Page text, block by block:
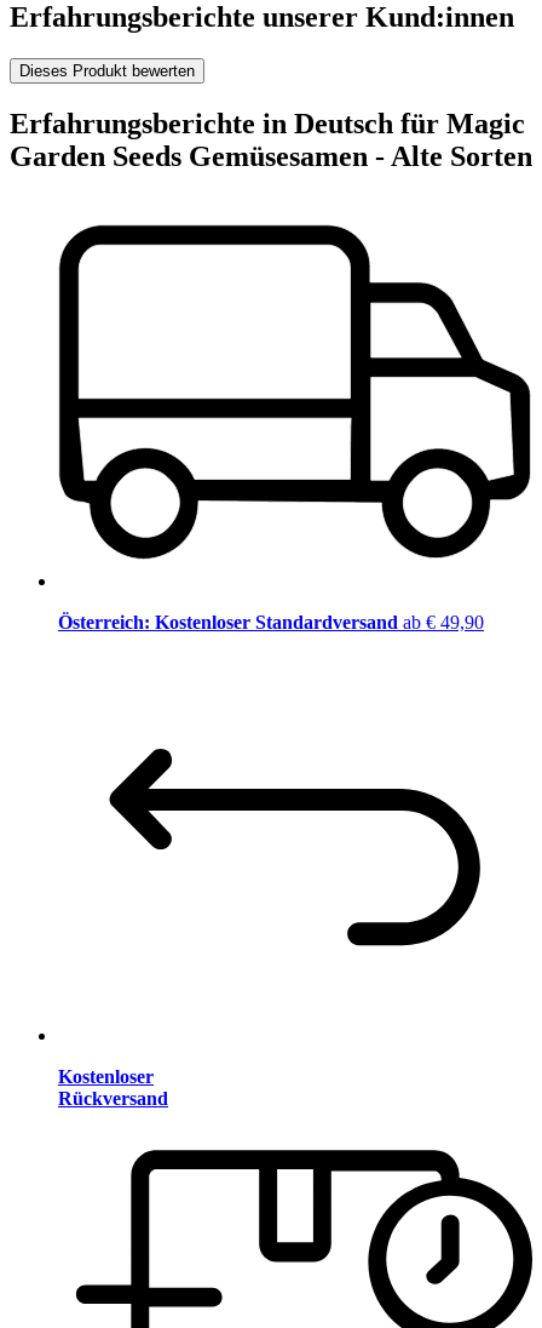
Erfahrungsberichte unserer Kund:innen
Dieses Produkt bewerten
Erfahrungsberichte in Deutsch für Magic
Garden Seeds Gemüsesamen - Alte Sorten
Österreich: Kostenloser Standardversand ab € 49,90
Kostenloser
Rückversand